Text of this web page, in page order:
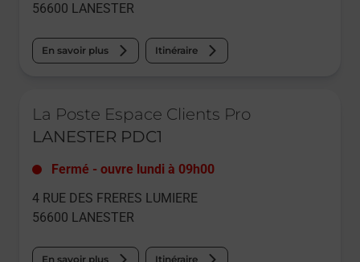
56600 LANESTER
En savoir plus Itinéraire
La Poste Espace Clients Pro
LANESTER PDC1
Fermé - ouvre lundi à 09h00
4 RUE DES FRERES LUMIERE
56600 LANESTER
En savoir plus Itinéraire